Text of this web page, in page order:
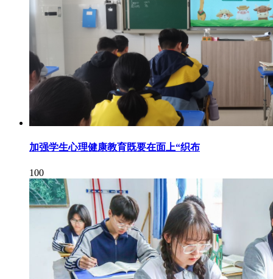
加强学生心理健康教育既要在面上“织布
100